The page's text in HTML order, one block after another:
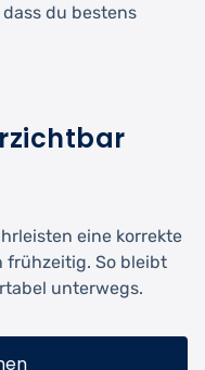
du bestens
eine korrekte
frühzeitig. So bleibt
unterwegs.